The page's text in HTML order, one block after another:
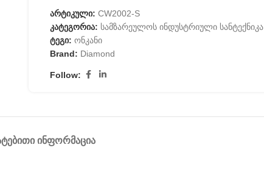
არტიკული: CW2002-S
კატეგორია: სამზარეულოს ინდუსტრიული სანტექნიკა
ტეგი: ონკანი
Brand: Diamond
Follow:
ᲘᲜᲤᲝᲠᲛᲐᲪᲘᲐ